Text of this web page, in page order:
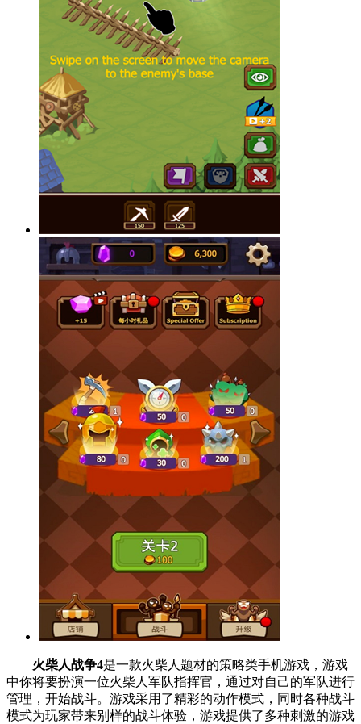
火柴人战争4是一款火柴人题材的策略类手机游戏，游戏
中你将要扮演一位火柴人军队指挥官，通过对自己的军队进行
管理，开始战斗。游戏采用了精彩的动作模式，同时各种战斗
模式为玩家带来别样的战斗体验，游戏提供了多种刺激的游戏